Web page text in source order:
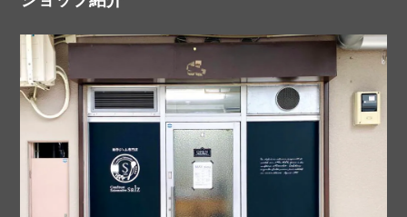
箔押し（シルバー）
タルトタタンジャム
2025/05/13